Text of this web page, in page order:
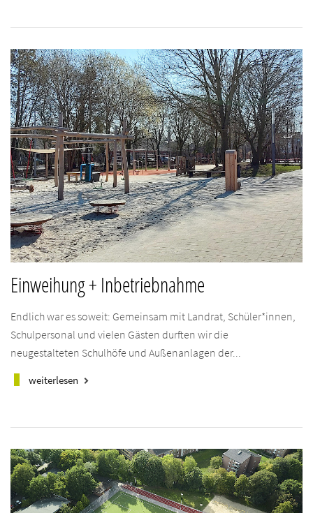
Einweihung + Inbetriebnahme
Endlich war es soweit: Gemeinsam mit Landrat, Schüler*innen,
Schulpersonal und vielen Gästen durften wir die
neugestalteten Schulhöfe und Außenanlagen der...
weiterlesen keyboard_arrow_right